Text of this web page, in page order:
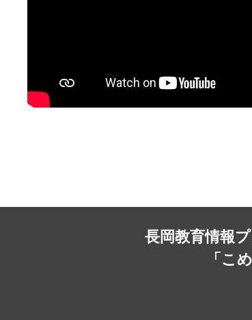
長岡教育情報
「こ